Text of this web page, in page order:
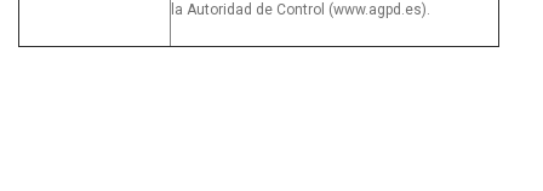
la Autoridad de Control (www.agpd.es).